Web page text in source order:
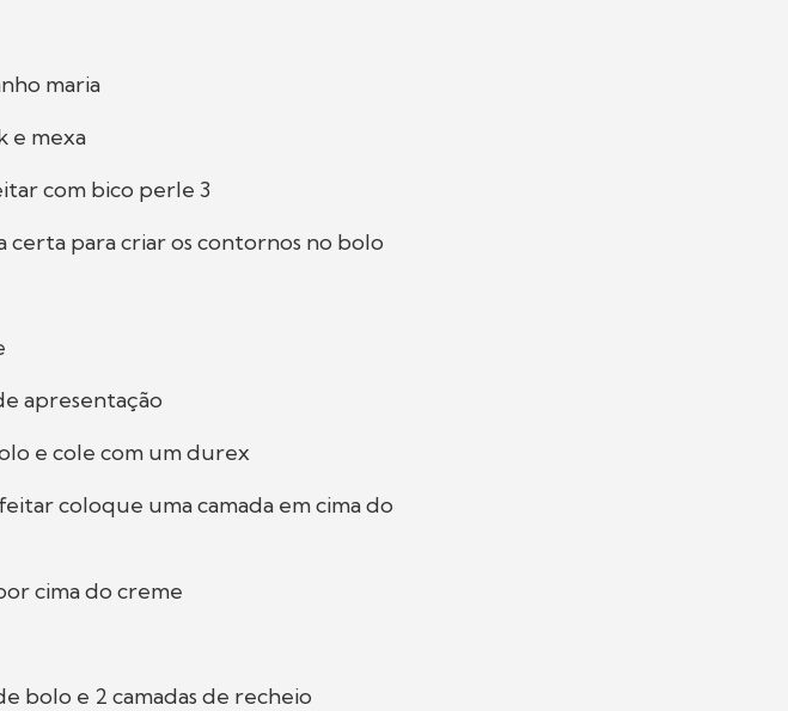
maria
e mexa
com bico perle 3
certa para criar os contornos no bolo
apresentação
e cole com um durex
coloque uma camada em cima do
cima do creme
bolo e 2 camadas de recheio